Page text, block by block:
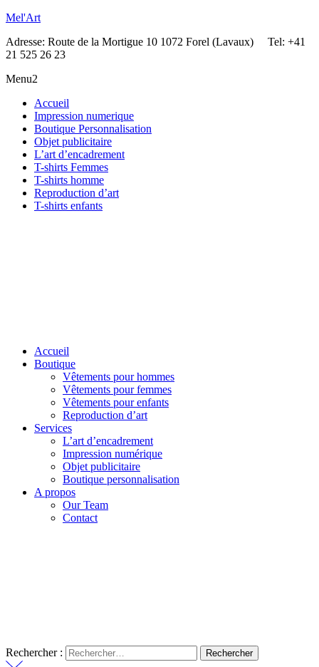
Mel'Art
Adresse: Route de la Mortigue 10 1072 Forel (Lavaux) Tel: +41
21 525 26 23
Menu2
Accueil
Impression numerique
Boutique Personnalisation
Objet publicitaire
L’art d’encadrement
T-shirts Femmes
T-shirts homme
Reproduction d’art
T-shirts enfants
Accueil
Boutique
Vêtements pour hommes
Vêtements pour femmes
Vêtements pour enfants
Reproduction d’art
Services
L’art d’encadrement
Impression numérique
Objet publicitaire
Boutique personnalisation
A propos
Our Team
Contact
Rechercher :